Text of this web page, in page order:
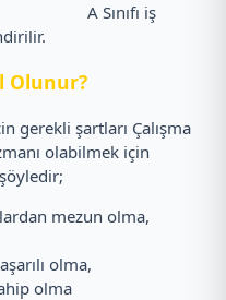
A Sınıfı iş
Olunur?
gerekli şartları Çalışma
olabilmek için
mezun olma,
olma,
olma